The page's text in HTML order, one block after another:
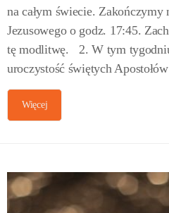
na całym świecie. Zakończymy
Jezusowego o godz. 17:45.
tę modlitwę. 2. W tym
uroczystość świętych
Więcej